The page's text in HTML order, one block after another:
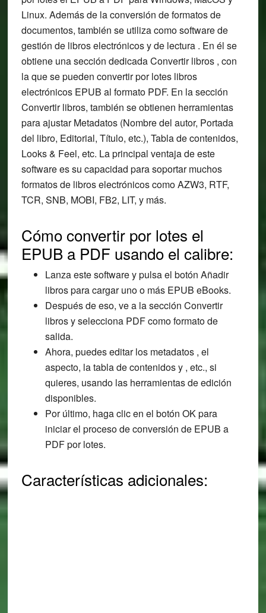
Linux. Además de la conversión de formatos de
documentos, también se utiliza como software de
gestión de libros electrónicos y de lectura . En él se
obtiene una sección dedicada Convertir libros , con
la que se pueden convertir por lotes libros
electrónicos EPUB al formato PDF. En la sección
Convertir libros, también se obtienen herramientas
para ajustar Metadatos (Nombre del autor, Portada
del libro, Editorial, Título, etc.), Tabla de contenidos,
Looks & Feel, etc. La principal ventaja de este
software es su capacidad para soportar muchos
formatos de libros electrónicos como AZW3, RTF,
TCR, SNB, MOBI, FB2, LIT, y más.
Cómo convertir por lotes el
EPUB a PDF usando el calibre:
Lanza este software y pulsa el botón Añadir
libros para cargar uno o más EPUB eBooks.
Después de eso, ve a la sección Convertir
libros y selecciona PDF como formato de
salida.
Ahora, puedes editar los metadatos , el
aspecto, la tabla de contenidos y , etc., si
quieres, usando las herramientas de edición
disponibles.
Por último, haga clic en el botón OK para
iniciar el proceso de conversión de EPUB a
PDF por lotes.
Características adicionales: